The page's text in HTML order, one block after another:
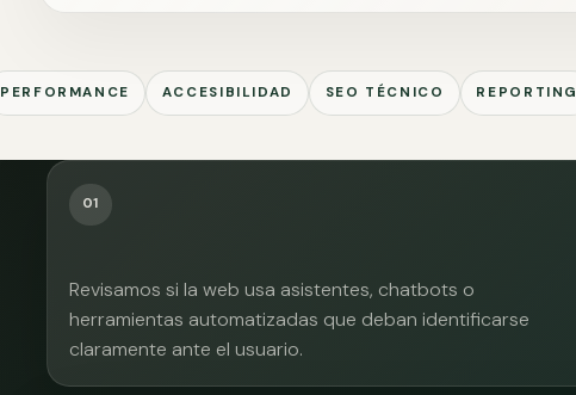
PERFORMANCE ACCESIBILIDAD SEO TÉCNICO REPORTING
01
Revisamos si la web usa asistentes, chatbots o
herramientas automatizadas que deban identificarse
claramente ante el usuario.